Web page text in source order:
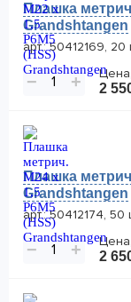
Плашка
Grandshtangen
арт.: 50412169, 20
− +
2
Плашка
Grandshtangen
арт.: 50412174, 50
− +
2